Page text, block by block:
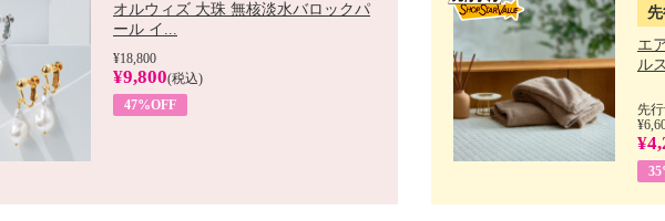
オルウィズ 大珠 無核淡水バロックパ
ール イ...
¥18,800
¥9,800(税込)
47%OFF
エ
ル
先